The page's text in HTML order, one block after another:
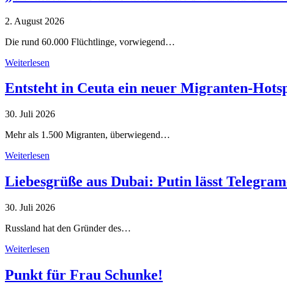
2. August 2026
Die rund 60.000 Flüchtlinge, vorwiegend…
Weiterlesen
Entsteht in Ceuta ein neuer Migranten-
30. Juli 2026
Mehr als 1.500 Migranten, überwiegend…
Weiterlesen
Liebesgrüße aus Dubai: Putin lässt
30. Juli 2026
Russland hat den Gründer des…
Weiterlesen
Punkt für Frau Schunke!